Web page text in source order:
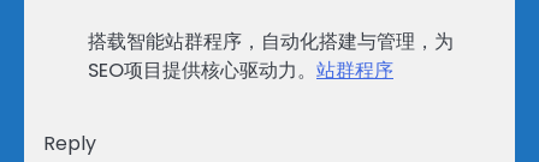
搭载智能站群程序，自动化搭建与管理，为
SEO项目提供核心驱动力。 站群程序
Reply